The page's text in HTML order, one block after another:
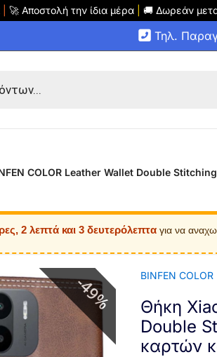
🚀 Αποστολή την ίδια μέρα 🚚 Δωρεάν
Τηλ.
COLOR Leather Wallet Double
2 λεπτά και 2 δευτερόλεπταγια να
49%
BINFEN COLOR
Θήκη
Double
καρτών